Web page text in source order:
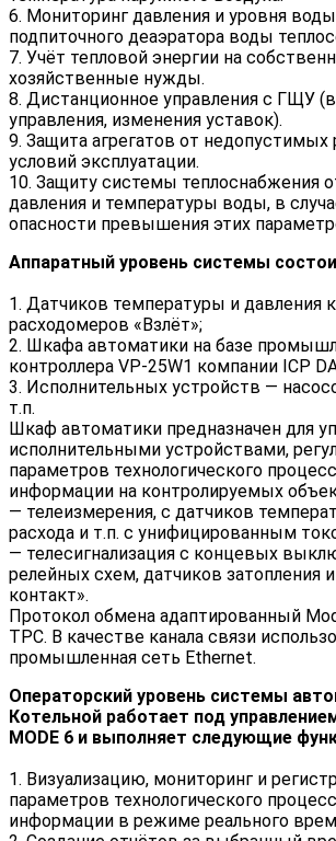
6. Мониторинг давления и уровня
подпиточного деаэратора воды
7. Учёт тепловой энергии на
хозяйственные нужды.
8. Дистанционное управления с ГЩУ
управления, изменения уставок).
9. Защита агрегатов от
условий эксплуатации.
10. Защиту системы теплоснабжения
давления и температуры воды, в
опасности превышения этих
Аппаратный уровень системы
1. Датчиков температуры и давления
расходомеров «Взлёт»;
2. Шкафа автоматики на базе
контроллера VP-25W1 компании ICP
3. Исполнительных устройств —
т.п.
Шкаф автоматики предназначен для
исполнительными устройствами,
параметров технологического
информации на контролируемых
— телеизмерения, с датчиков
расхода и т.п. с унифицированным
— телесигнализация с концевых
релейных схем, датчиков затопления и
контакт».
Протокол обмена адаптированный
TPC. В качестве канала связи
промышленная сеть Ethernet.
Операторский уровень системы
Котельной работает под
MODE 6 и выполняет следующие
1. Визуализацию, мониторинг и
параметров технологического
информации в режиме реального